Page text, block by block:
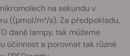
na sekundu v
((μmol/m²/s). Za předpokladu,
dané lampy, tak můžeme
účinnost a porovnat tak různé